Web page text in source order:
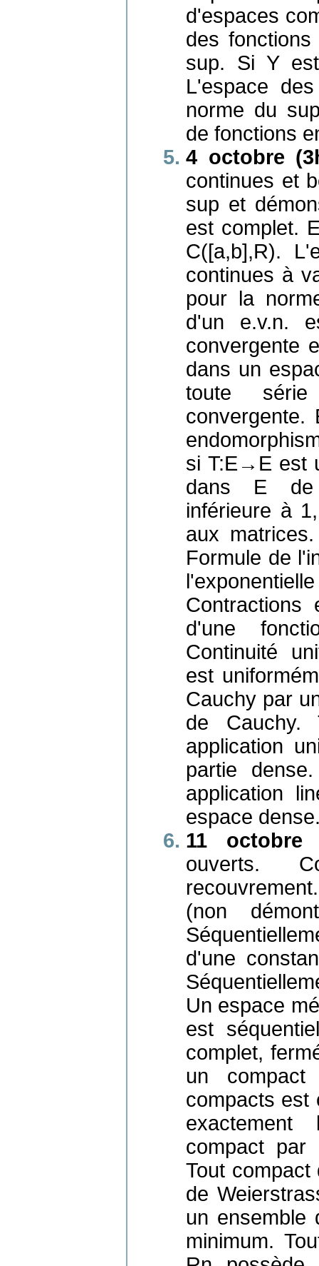
d'espaces
des
sup. Si Y
L'espace
norme du
de fonctions
4 octobre
continues et
sup et
est complet.
C([a,b],R).
continues à
pour la
d'un e.v.n.
convergente
dans un
toute série
convergente.
si T:E→E est
dans E de
inférieure à
aux
Formule de
Contractions
d'une
Continuité
est
Cauchy par
de Cauchy.
application
partie
application
espace
11 octobre
ouverts.
(non
d'une
Un espace
est
complet,
un
compacts est
exactement
compact par
Tout
de
un ensemble
minimum.